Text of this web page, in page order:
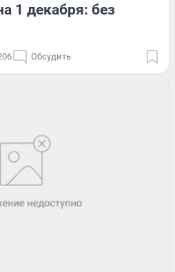
1 декабря: без
Обсудить